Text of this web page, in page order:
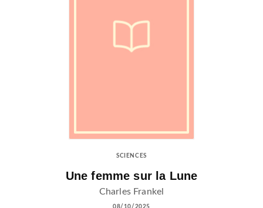
SCIENCES
Une femme sur la Lune
Charles Frankel